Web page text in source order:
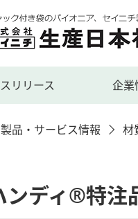
リリース 企業
製品・サービス情報 材
ンディ®特注